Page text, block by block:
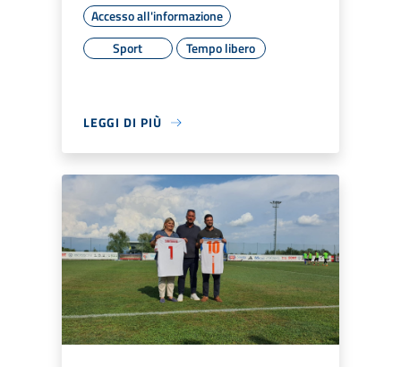
Accesso all'informazione
Sport
Tempo libero
LEGGI DI PIÙ